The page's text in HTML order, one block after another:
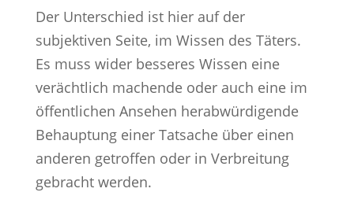
Der Unterschied ist hier auf der
subjektiven Seite, im Wissen des Täters.
Es muss wider besseres Wissen eine
verächtlich machende oder auch eine im
öffentlichen Ansehen herabwürdigende
Behauptung einer Tatsache über einen
anderen getroffen oder in Verbreitung
gebracht werden.